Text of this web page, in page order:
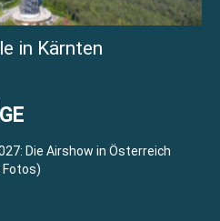
in Kärnten
Die Airshow in Österreich
Fotos)